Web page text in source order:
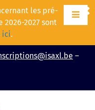
les pré-
2027 sont
ici.
–